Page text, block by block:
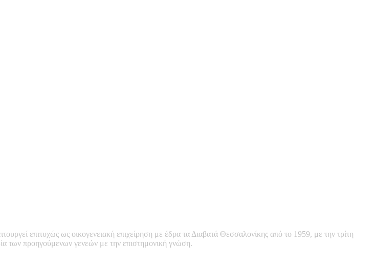
επιτυχώς ως οικογενειακή επιχείρηση με έδρα τα Διαβατά Θεσσαλονίκης από το 1959, με την τρίτη
των προηγούμενων γενεών με την επιστημονική γνώση.